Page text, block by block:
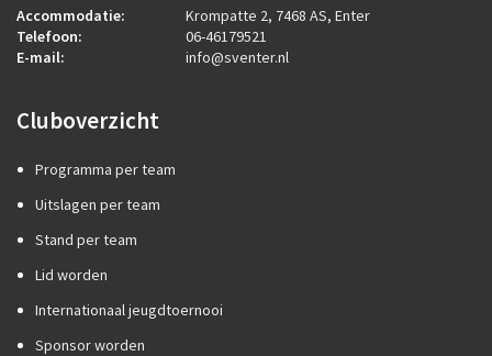
Accommodatie:
Krompatte 2, 7468 AS, Enter
Telefoon:
06-46179521
E-mail:
info@sventer.nl
Cluboverzicht
Programma per team
Uitslagen per team
Stand per team
Lid worden
Internationaal jeugdtoernooi
Sponsor worden